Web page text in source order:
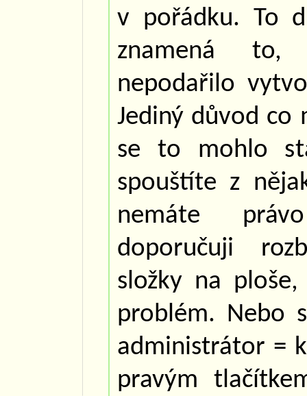
v pořádku. To
znamená
nepodařilo
Jediný důvod co
se to mohlo
spouštíte z
nemáte
doporučuji
složky na
problém. Nebo
administrátor =
pravým